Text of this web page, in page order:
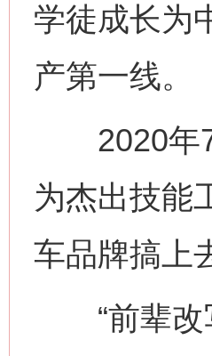
学徒成长为
产第一线。
2020年7
为杰出技能
车品牌搞上
“前辈改